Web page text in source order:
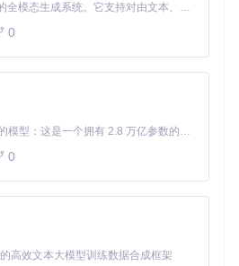
部署的基础步骤，选择合适的获取
率。
型代码，包含Text-Semantic和Resi
MiniMax H3 是一个通用的全模态生成系统。它支持对由文本、图像、视频和音频组成的多模态上下文进行统一理解，并能生成分辨率高达 2K、时长可达 15 秒的带原生立体声音频的视频。得益于面向任务泛化的系统设计，H3 在预训练阶段就已具备广泛的多模态上下文理解与生成能力，能够出色地执行复杂的多模态指令。
0
Kimi K3 是Kimi能力最强的模型：这是一个拥有 2.8 万亿参数的混合专家（MoE）模型，具备原生视觉理解能力，并支持 100 万 token 的上下文窗口。
0
高效文本大模型训练数据合成框架